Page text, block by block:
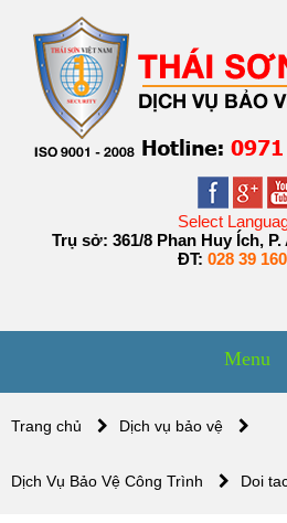
Select
Trụ sở: 361/8 Phan Huy Ích, P.
ĐT: 028 39
Menu
Trang chủ Dịch vụ bảo vệ
Dịch Vụ Bảo Vệ Công Trình Doi